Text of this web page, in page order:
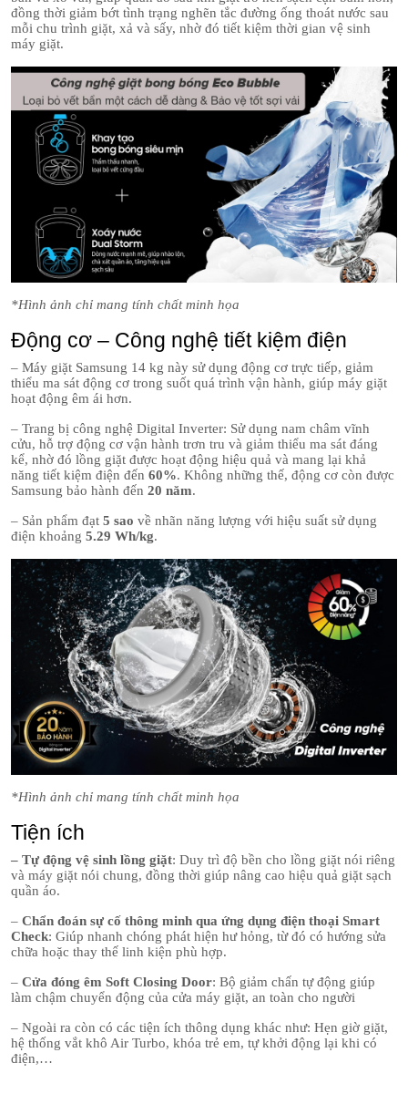
đồng thời giảm bớt tình trạng nghẽn tắc đường ống thoát nước sau
mỗi chu trình giặt, xả và sấy, nhờ đó tiết kiệm thời gian vệ sinh
máy giặt.
*Hình ảnh chỉ mang tính chất minh họa
Động cơ – Công nghệ tiết kiệm điện
– Máy giặt Samsung 14 kg này sử dụng động cơ trực tiếp, giảm
thiểu ma sát động cơ trong suốt quá trình vận hành, giúp máy giặt
hoạt động êm ái hơn.
– Trang bị công nghệ Digital Inverter: Sử dụng nam châm vĩnh
cửu, hỗ trợ động cơ vận hành trơn tru và giảm thiểu ma sát đáng
kể, nhờ đó lồng giặt được hoạt động hiệu quả và mang lại khả
năng tiết kiệm điện đến 60%. Không những thế, động cơ còn được
Samsung bảo hành đến 20 năm.
– Sản phẩm đạt 5 sao về nhãn năng lượng với hiệu suất sử dụng
điện khoảng 5.29 Wh/kg.
*Hình ảnh chỉ mang tính chất minh họa
Tiện ích
– Tự động vệ sinh lồng giặt: Duy trì độ bền cho lồng giặt nói riêng
và máy giặt nói chung, đồng thời giúp nâng cao hiệu quả giặt sạch
quần áo.
– Chẩn đoán sự cố thông minh qua ứng dụng điện thoại Smart
Check: Giúp nhanh chóng phát hiện hư hỏng, từ đó có hướng sửa
chữa hoặc thay thế linh kiện phù hợp.
– Cửa đóng êm Soft Closing Door: Bộ giảm chấn tự động giúp
làm chậm chuyển động của cửa máy giặt, an toàn cho người
– Ngoài ra còn có các tiện ích thông dụng khác như: Hẹn giờ giặt,
hệ thống vắt khô Air Turbo, khóa trẻ em, tự khởi động lại khi có
điện,…